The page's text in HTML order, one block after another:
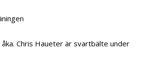
Chris Haueter är svartbälte under